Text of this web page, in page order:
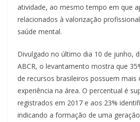
atividade, ao mesmo tempo em que
relacionados à valorização
saúde mental.
Divulgado no último dia 10 de junho,
ABCR, o levantamento mostra que
de recursos brasileiros possuem mais
experiência na área. O percentual é
registrados em 2017 e aos 23%
indicando a formação de uma